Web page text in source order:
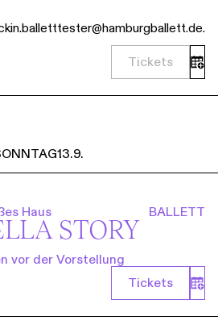
Tickets
13.9.
Haus BALLETT
STORY
vor der Vorstellung
Tickets